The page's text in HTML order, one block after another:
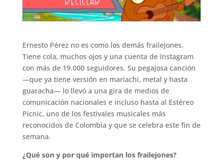
Ernesto Pérez no es como los demás frailejones.
Tiene cola, muchos ojos y una cuenta de Instagram
con más de 19.000 seguidores. Su pegajosa canción
—que ya tiene versión en mariachi, metal y hasta
guaracha— lo llevó a una gira de medios de
comunicación nacionales e incluso hasta al Estéreo
Picnic, uno de los festivales musicales más
reconocidos de Colombia y que se celebra este fin de
semana.
¿Qué son y por qué importan los frailejones?